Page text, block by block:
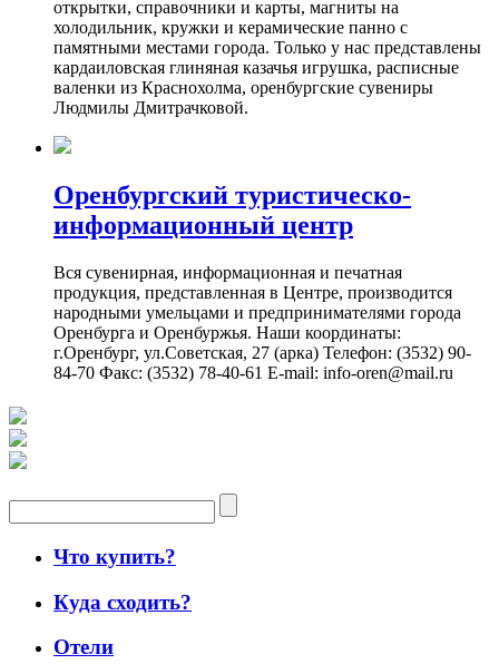
открытки, справочники и карты, магниты на
холодильник, кружки и керамические панно с
памятными местами города. Только у нас представлены
кардаиловская глиняная казачья игрушка, расписные
валенки из Краснохолма, оренбургские сувениры
Людмилы Дмитрачковой.
Оренбургский туристическо-
информационный центр
Вся сувенирная, информационная и печатная
продукция, представленная в Центре, производится
народными умельцами и предпринимателями города
Оренбурга и Оренбуржья. Наши координаты:
г.Оренбург, ул.Советская, 27 (арка) Телефон: (3532) 90-
84-70 Факс: (3532) 78-40-61 E-mail: info-oren@mail.ru
Что купить?
Куда сходить?
Отели